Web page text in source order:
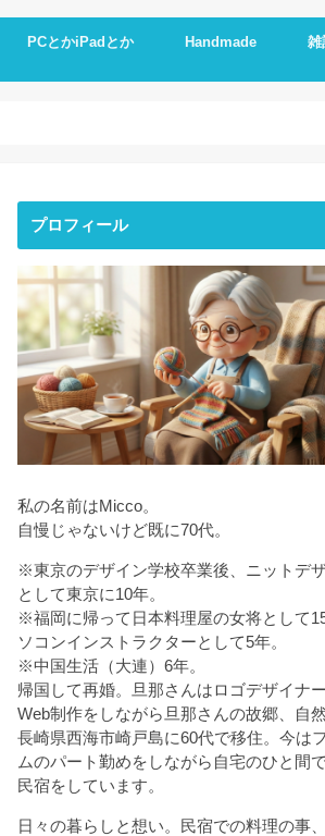
PCとかiPadとか
iPhone
ipad
Excel.Word
AI
Handmade
Knit
ストーンアート
服作り
雑
読
プロフィール
私の名前はMicco。
自慢じゃないけど既に70代。
※東京のデザイン学校卒業後、ニットデ
として東京に10年。
※福岡に帰って日本料理屋の女将として
ソコンインストラクターとして5年。
※中国生活（大連）6年。
帰国して再婚。旦那さんはロゴデザイナ
Web制作をしながら旦那さんの故郷、自
長崎県西海市崎戸島に60代で移住。今は
ムのパート勤めをしながら自宅のひと間
民宿をしています。
日々の暮らしと想い。民宿での料理の事